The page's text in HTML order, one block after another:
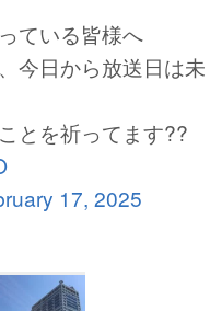
ている皆様へ
今日から放送日は未
とを祈ってます??
17, 2025